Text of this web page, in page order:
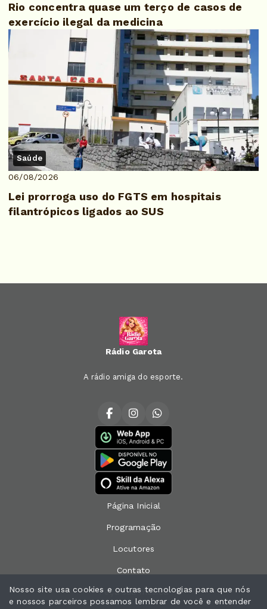
Rio concentra quase um terço de casos de
exercício ilegal da medicina
Saúde
06/08/2026
Lei prorroga uso do FGTS em hospitais
filantrópicos ligados ao SUS
Rádio Garota
A rádio amiga do esporte.
Página Inicial
Programação
Locutores
Contato
Peça sua música
Nosso site usa cookies e outras tecnologias para que nós
e nossos parceiros possamos lembrar de você e entender